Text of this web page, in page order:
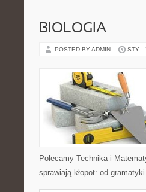
BIOLOGIA
POSTED BY ADMIN STY -
Polecamy Technika i
sprawiają kłopot: od